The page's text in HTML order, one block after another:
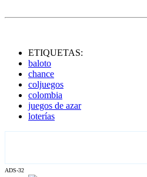
ETIQUETAS:
baloto
chance
coljuegos
colombia
juegos de azar
loterías
ADS-32